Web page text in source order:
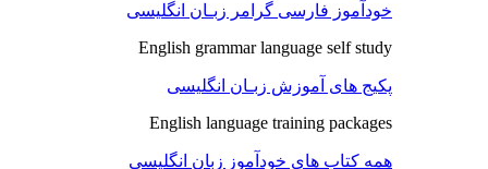
خودآموز فارسی گرامر زبـان انگلیسی
English grammar language self study
پکیج های آموزش زبـان انگلیسی
English language training packages
همه کتاب های خودآموز زبان انگلیسی